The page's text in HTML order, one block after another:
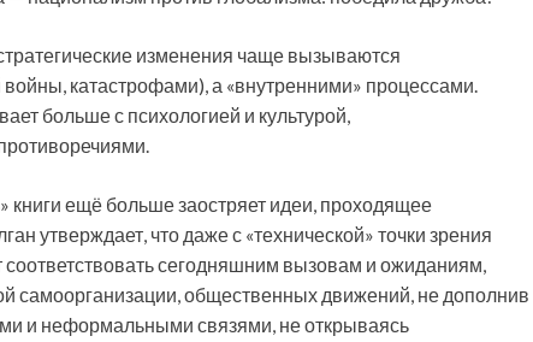
изменения чаще вызываются
катастрофами), а «внутренними» процессами.
больше с психологией и культурой,
книги ещё больше заостряет идеи, проходящее
утверждает, что даже с «технической» точки зрения
соответствовать сегодняшним вызовам и ожиданиям,
самоорганизации, общественных движений, не дополнив
и неформальными связями, не открываясь